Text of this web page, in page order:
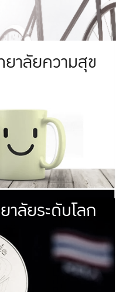
มหาวิทยาลัย
ให้กับประชาชน
าลัยความสุข
มหาวิทยา
พร้อมที่จ
และผลักดันในการใช้ระบบส
เพื่อการทำงานแ
าลัยระดับโลก